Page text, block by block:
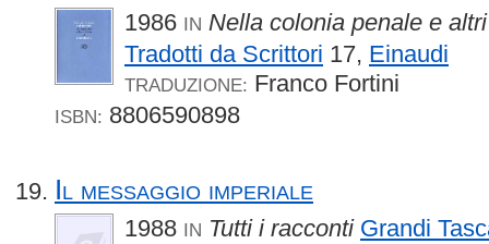
1986 IN Nella colonia penale e
Tradotti da Scrittori 17, Einaudi
TRADUZIONE: Franco Fortini
ISBN: 8806590898
Il messaggio imperiale
1988 IN Tutti i racconti Grandi